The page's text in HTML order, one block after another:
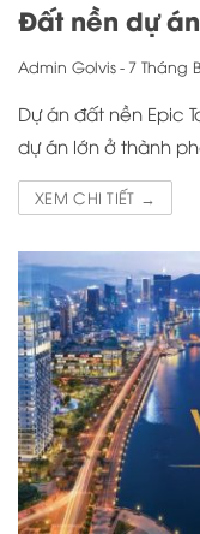
Đất nền dự
Admin Golvis- 7 Tháng
Dự án đất nền Epic
dự án lớn ở thành
XEM CHI TIẾT →